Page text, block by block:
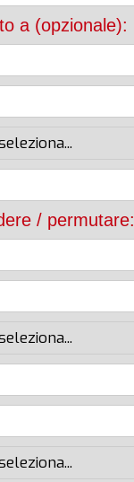
a (opzionale):
/ permutare: